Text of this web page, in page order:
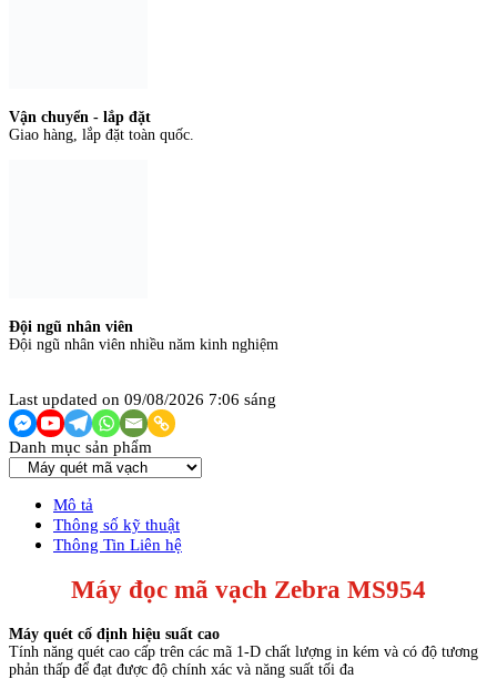
Vận chuyển - lắp đặt
Giao hàng, lắp đặt toàn quốc.
Đội ngũ nhân viên
Đội ngũ nhân viên nhiều năm kinh nghiệm
Last updated on 09/08/2026 7:06 sáng
Danh mục sản phẩm
Mô tả
Thông số kỹ thuật
Thông Tin Liên hệ
Máy đọc mã vạch Zebra MS954
Máy quét cố định hiệu suất cao
Tính năng quét cao cấp trên các mã 1-D chất lượng in kém và có độ tương
phản thấp để đạt được độ chính xác và năng suất tối đa